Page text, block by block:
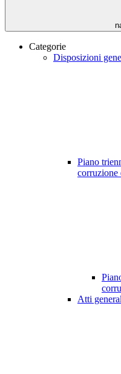
Categorie
Disposizioni
Piano
corruzione
Atti